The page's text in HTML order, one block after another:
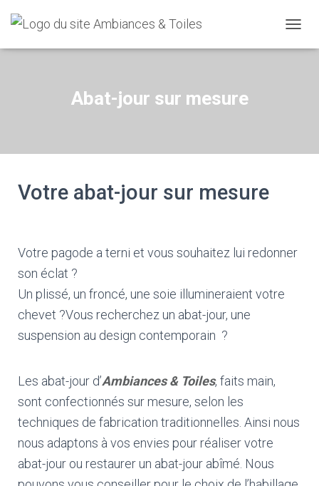
Abat-jour sur mesure
Votre abat-jour sur mesure
Votre pagode a terni et vous souhaitez lui redonner
son éclat ?
Un plissé, un froncé, une soie illumineraient votre
chevet ?Vous recherchez un abat-jour, une
suspension au design contemporain ?
Les abat-jour d’Ambiances & Toiles, faits main,
sont confectionnés sur mesure, selon les
techniques de fabrication traditionnelles. Ainsi nous
nous adaptons à vos envies pour réaliser votre
abat-jour ou restaurer un abat-jour abîmé. Nous